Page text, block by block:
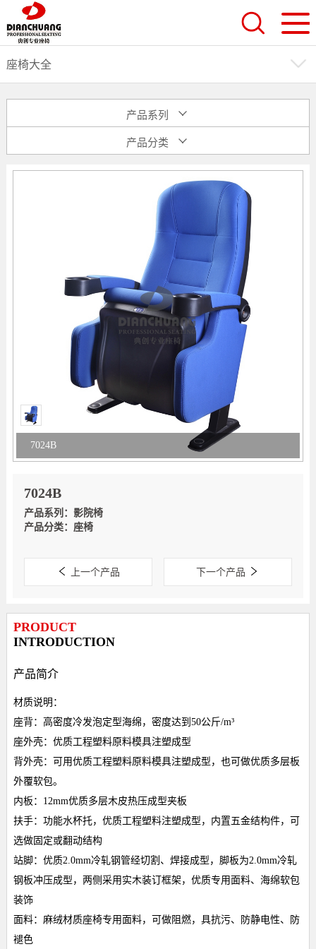
座椅大全
产品系列
产品分类
7024B
7024B
产品系列：影院椅
产品分类：座椅
上一个产品 下一个产品
PRODUCT
INTRODUCTION
产品简介
材质说明：
座背：高密度冷发泡定型海绵，密度达到50公斤/m³
座外壳：优质工程塑料原料模具注塑成型
背外壳：可用优质工程塑料原料模具注塑成型，也可做优质多层板
外覆软包。
内板：12mm优质多层木皮热压成型夹板
扶手：功能水杯托，优质工程塑料注塑成型，内置五金结构件，可
选做固定或翻动结构
站脚：优质2.0mm冷轧钢管经切割、焊接成型，脚板为2.0mm冷轧
钢板冲压成型，两侧采用实木装订框架，优质专用面料、海绵软包
装饰
面料：麻绒材质座椅专用面料，可做阻燃，具抗污、防静电性、防
褪色